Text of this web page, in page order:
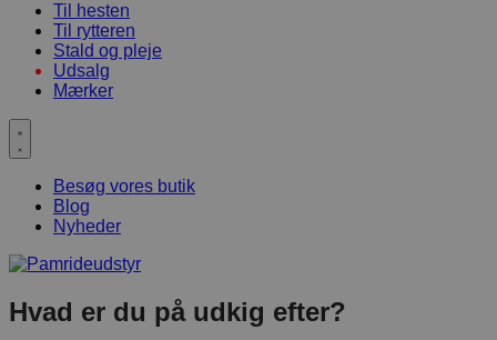
Til hesten
Til rytteren
Stald og pleje
Udsalg
Mærker
Besøg vores butik
Blog
Nyheder
Hvad er du på udkig efter?